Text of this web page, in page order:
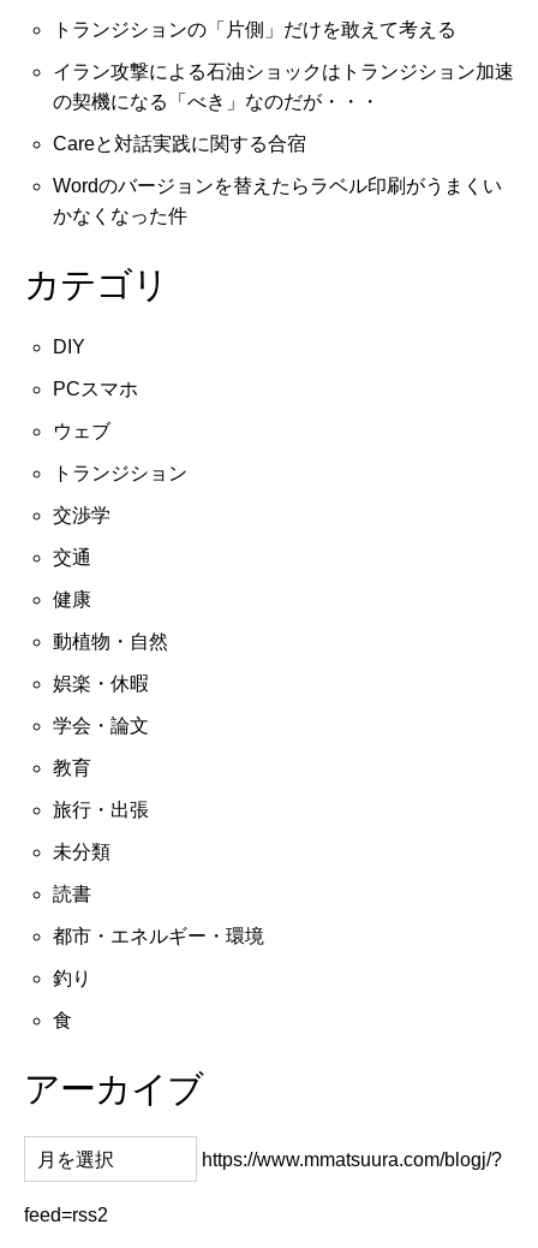
トランジションの「片側」だけを敢えて考える
イラン攻撃による石油ショックはトランジション加速
の契機になる「べき」なのだが・・・
Careと対話実践に関する合宿
Wordのバージョンを替えたらラベル印刷がうまくい
かなくなった件
カテゴリ
DIY
PCスマホ
ウェブ
トランジション
交渉学
交通
健康
動植物・自然
娯楽・休暇
学会・論文
教育
旅行・出張
未分類
読書
都市・エネルギー・環境
釣り
食
アーカイブ
https://www.mmatsuura.com/blogj/?
feed=rss2